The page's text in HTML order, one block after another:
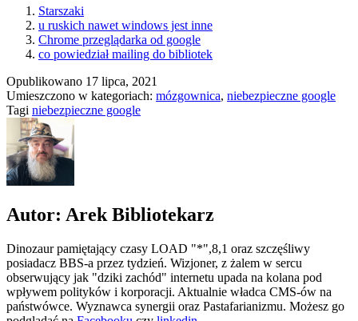
Starszaki
u ruskich nawet windows jest inne
Chrome przeglądarka od google
co powiedział mailing do bibliotek
Opublikowano 17 lipca, 2021
Umieszczono w kategoriach: mózgownica, niebezpieczne google
Tagi niebezpieczne google
Autor: Arek Bibliotekarz
Dinozaur pamiętający czasy LOAD "*",8,1 oraz szczęśliwy
posiadacz BBS-a przez tydzień. Wizjoner, z żalem w sercu
obserwujący jak "dziki zachód" internetu upada na kolana pod
wpływem polityków i korporacji. Aktualnie władca CMS-ów na
państwówce. Wyznawca synergii oraz Pastafarianizmu. Możesz go